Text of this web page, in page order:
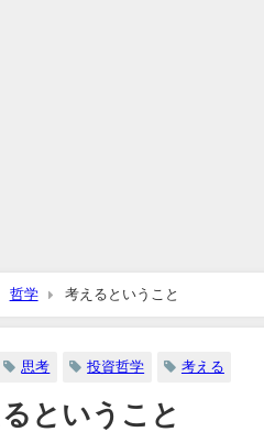
哲学 考えるということ
思考 投資哲学 考える
ということ